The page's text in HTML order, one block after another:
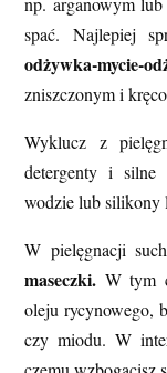
spać. Najlepiej
odżywka-mycie-
zniszczonym i
Wyklucz z
detergenty i silne
wodzie lub silikony
W pielęgnacji
maseczki. W tym
oleju rycynowego,
czy miodu. W